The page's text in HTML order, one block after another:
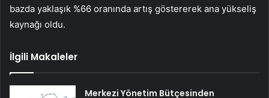
bazda yaklaşık %66 oranında artış göstererek ana yükseliş
kaynağı oldu.
İlgili Makaleler
Merkezi Yönetim Bütçesinden